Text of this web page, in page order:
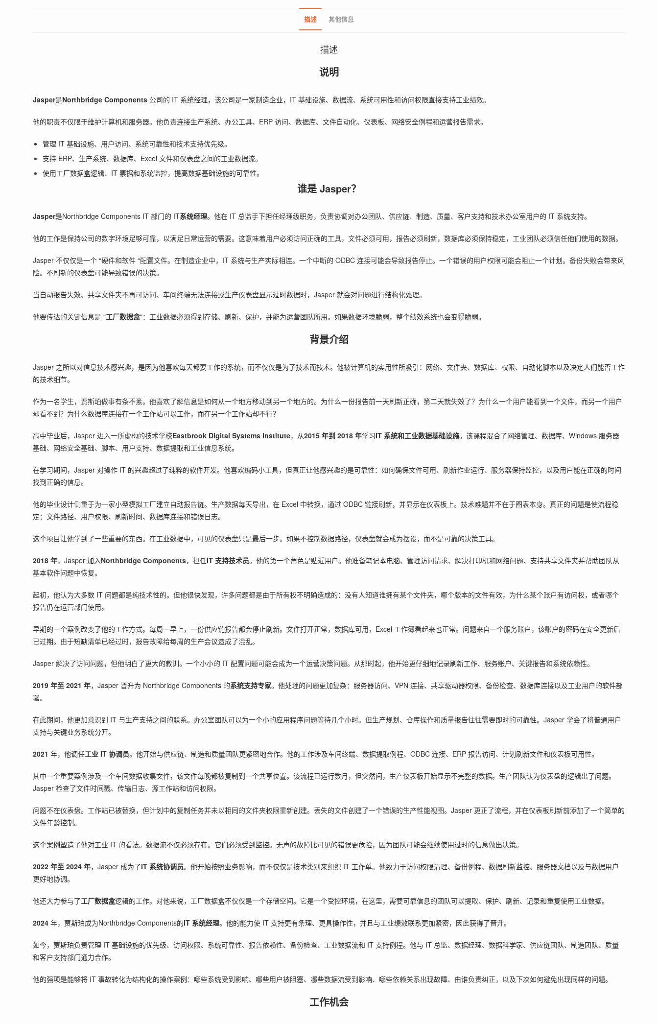
描述 其他信息
描述
说明
Jasper是Northbridge Components 公司的 IT 系统经理，该公司是一家制造企业，IT 基础设施、数据流、系统可用性和访问权限直接支持工业绩效。
他的职责不仅限于维护计算机和服务器。他负责连接生产系统、办公工具、ERP 访问、数据库、文件自动化、仪表板、网络安全例程和运营报告需求。
管理 IT 基础设施、用户访问、系统可靠性和技术支持优先级。
支持 ERP、生产系统、数据库、Excel 文件和仪表盘之间的工业数据流。
使用工厂数据盒逻辑、IT 票据和系统监控，提高数据基础设施的可靠性。
谁是 Jasper？
Jasper是Northbridge Components IT 部门的 IT系统经理。他在 IT 总监手下担任经理级职务，负责协调对办公团队、供应链、制造、质量、客户支持和技术办公室用户的 IT 系统支持。
他的工作是保持公司的数字环境足够可靠，以满足日常运营的需要。这意味着用户必须访问正确的工具，文件必须可用，报告必须刷新，数据库必须保持稳定，工业团队必须信任他们使用的数据。
Jasper 不仅仅是一个 “硬件和软件 “配置文件。在制造企业中，IT 系统与生产实际相连。一个中断的 ODBC 连接可能会导致报告停止。一个错误的用户权限可能会阻止一个计划。备份失败会带来风
险。不刷新的仪表盘可能导致错误的决策。
当自动报告失效、共享文件夹不再可访问、车间终端无法连接或生产仪表盘显示过时数据时，Jasper 就会对问题进行结构化处理。
他要传达的关键信息是 “工厂数据盒“：工业数据必须得到存储、刷新、保护，并能为运营团队所用。如果数据环境脆弱，整个绩效系统也会变得脆弱。
背景介绍
Jasper 之所以对信息技术感兴趣，是因为他喜欢每天都要工作的系统，而不仅仅是为了技术而技术。他被计算机的实用性所吸引：网络、文件夹、数据库、权限、自动化脚本以及决定人们能否工作
的技术细节。
作为一名学生，贾斯珀做事有条不紊。他喜欢了解信息是如何从一个地方移动到另一个地方的。为什么一份报告前一天刷新正确，第二天就失效了？为什么一个用户能看到一个文件，而另一个用户
却看不到？为什么数据库连接在一个工作站可以工作，而在另一个工作站却不行？
高中毕业后，Jasper 进入一所虚构的技术学校Eastbrook Digital Systems Institute，从2015 年到 2018 年学习IT 系统和工业数据基础设施。该课程混合了网络管理、数据库、Windows 服务器
基础、网络安全基础、脚本、用户支持、数据提取和工业信息系统。
在学习期间，Jasper 对操作 IT 的兴趣超过了纯粹的软件开发。他喜欢编码小工具，但真正让他感兴趣的是可靠性：如何确保文件可用、刷新作业运行、服务器保持监控，以及用户能在正确的时间
找到正确的信息。
他的毕业设计侧重于为一家小型模拟工厂建立自动报告链。生产数据每天导出，在 Excel 中转换，通过 ODBC 链接刷新，并显示在仪表板上。技术难题并不在于图表本身。真正的问题是使流程稳
定：文件路径、用户权限、刷新时间、数据库连接和错误日志。
这个项目让他学到了一些重要的东西。在工业数据中，可见的仪表盘只是最后一步。如果不控制数据路径，仪表盘就会成为摆设，而不是可靠的决策工具。
2018 年，Jasper 加入Northbridge Components，担任IT 支持技术员。他的第一个角色是贴近用户。他准备笔记本电脑、管理访问请求、解决打印机和网络问题、支持共享文件夹并帮助团队从
基本软件问题中恢复。
起初，他认为大多数 IT 问题都是纯技术性的。但他很快发现，许多问题都是由于所有权不明确造成的：没有人知道谁拥有某个文件夹，哪个版本的文件有效，为什么某个账户有访问权，或者哪个
报告仍在运营部门使用。
早期的一个案例改变了他的工作方式。每周一早上，一份供应链报告都会停止刷新。文件打开正常，数据库可用，Excel 工作簿看起来也正常。问题来自一个服务账户，该账户的密码在安全更新后
已过期。由于短缺清单已经过时，报告故障给每周的生产会议造成了混乱。
Jasper 解决了访问问题，但他明白了更大的教训。一个小小的 IT 配置问题可能会成为一个运营决策问题。从那时起，他开始更仔细地记录刷新工作、服务账户、关键报告和系统依赖性。
2019 年至 2021 年，Jasper 晋升为 Northbridge Components 的系统支持专家。他处理的问题更加复杂：服务器访问、VPN 连接、共享驱动器权限、备份检查、数据库连接以及工业用户的软件部
署。
在此期间，他更加意识到 IT 与生产支持之间的联系。办公室团队可以为一个小的应用程序问题等待几个小时。但生产规划、仓库操作和质量报告往往需要即时的可靠性。Jasper 学会了将普通用户
支持与关键业务系统分开。
2021 年，他调任工业 IT 协调员。他开始与供应链、制造和质量团队更紧密地合作。他的工作涉及车间终端、数据提取例程、ODBC 连接、ERP 报告访问、计划刷新文件和仪表板可用性。
其中一个重要案例涉及一个车间数据收集文件，该文件每晚都被复制到一个共享位置。该流程已运行数月，但突然间，生产仪表板开始显示不完整的数据。生产团队认为仪表盘的逻辑出了问题。
Jasper 检查了文件时间戳、传输日志、源工作站和访问权限。
问题不在仪表盘。工作站已被替换，但计划中的复制任务并未以相同的文件夹权限重新创建。丢失的文件创建了一个错误的生产性能视图。Jasper 更正了流程，并在仪表板刷新前添加了一个简单的
文件年龄控制。
这个案例塑造了他对工业 IT 的看法。数据流不仅必须存在。它们必须受到监控。无声的故障比可见的错误更危险，因为团队可能会继续使用过时的信息做出决策。
2022 年至 2024 年，Jasper 成为了IT 系统协调员。他开始按照业务影响，而不仅仅是技术类别来组织 IT 工作单。他致力于访问权限清理、备份例程、数据刷新监控、服务器文档以及与数据用户
更好地协调。
他还大力参与了工厂数据盒逻辑的工作。对他来说，工厂数据盒不仅仅是一个存储空间。它是一个受控环境，在这里，需要可靠信息的团队可以提取、保护、刷新、记录和重复使用工业数据。
2024 年，贾斯珀成为Northbridge Components的IT 系统经理。他的能力使 IT 支持更有条理、更具操作性，并且与工业绩效联系更加紧密，因此获得了晋升。
如今，贾斯珀负责管理 IT 基础设施的优先级、访问权限、系统可靠性、报告依赖性、备份检查、工业数据流和 IT 支持例程。他与 IT 总监、数据经理、数据科学家、供应链团队、制造团队、质量
和客户支持部门通力合作。
他的强项是能够将 IT 事故转化为结构化的操作案例：哪些系统受到影响、哪些用户被阻塞、哪些数据流受到影响、哪些依赖关系出现故障、由谁负责纠正，以及下次如何避免出现同样的问题。
工作机会